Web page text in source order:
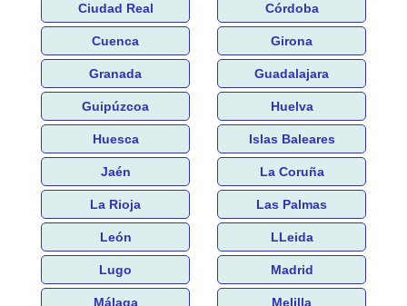
Ciudad Real Córdoba
Cuenca Girona
Granada Guadalajara
Guipúzcoa Huelva
Huesca Islas Baleares
Jaén La Coruña
La Rioja Las Palmas
León LLeida
Lugo Madrid
Málaga Melilla